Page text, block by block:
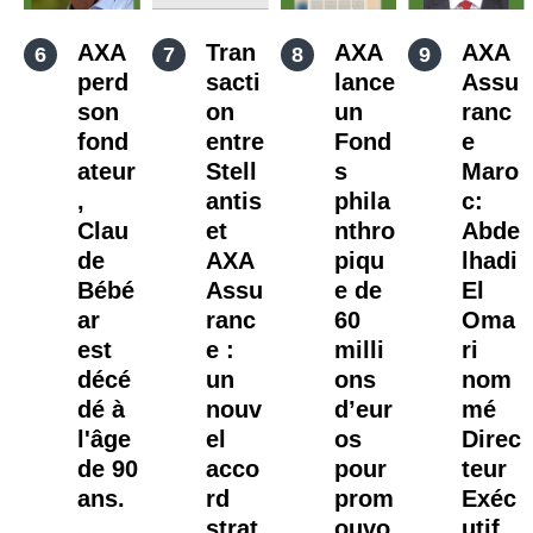
AXA
perd
son
fond
ateur
,
Clau
de
Bébé
ar
est
décé
dé à
l'âge
de 90
ans.
Tran
sacti
on
entre
Stell
antis
et
AXA
Assu
ranc
e :
un
nouv
el
acco
rd
AXA
lance
un
Fond
s
phila
nthro
piqu
e de
60
milli
ons
d’eur
os
pour
prom
AXA
Assu
ranc
e
Maro
c:
Abde
lhadi
El
Oma
ri
nom
mé
Direc
teur
Exéc